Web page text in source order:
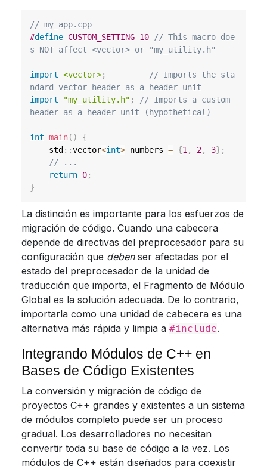
// my_app.cpp
#define CUSTOM_SETTING 10
// This macro doe
s NOT affect <vector> or "my_utility.h"
import <vector>;
// Imports the sta
ndard vector header as a header unit
import
"my_utility.h" ;
// Imports a custom
header as a header unit (hypothetical)
int main( )
{
    std
::vector<int> numbers = {1 , 2, 3} ;
// ...
return 0;
}
La distinción es importante para los esfuerzos de
migración de código. Cuando una cabecera
depende de directivas del preprocesador para su
configuración que debenser afectadas por el
estado del preprocesador de la unidad de
traducción que importa, el Fragmento de Módulo
Global es la solución adecuada. De lo contrario,
importarla como una unidad de cabecera es una
alternativa más rápida y limpia a #include.
Integrando Módulos de C++ en
Bases de Código Existentes
La conversión y migración de código de
proyectos C++ grandes y existentes a un sistema
de módulos completo puede ser un proceso
gradual. Los desarrolladores no necesitan
convertir toda su base de código a la vez. Los
módulos de C++ están diseñados para coexistir